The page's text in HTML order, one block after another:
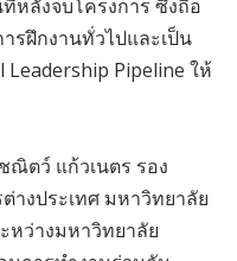
หลังจบโครงการ ซึ่งถือ
รฝึกงานทั่วไปและเป็น
Leadership Pipeline ให้
ตว์ แก้วเนตร รอง
างประเทศ มหาวิทยาลัย
หว่างมหาวิทยาลัย